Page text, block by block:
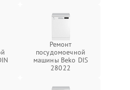
Ремонт
посудомоечной
машины Beko DIS
28022